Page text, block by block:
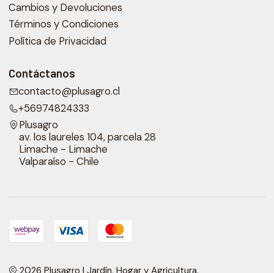
Cambios y Devoluciones
Términos y Condiciones
Política de Privacidad
Contáctanos
contacto@plusagro.cl
+56974824333
Plusagro
av. los laureles 104, parcela 28
Limache - Limache
Valparaíso - Chile